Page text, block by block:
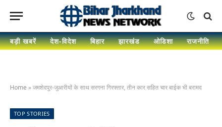
बड़ी खबरें देश-विदेश बिहार झारखंड ओडिशा राजनीति
Home »जमशेदपुर-जुआरीयों के साथ सरगना गिरफ्तार, तीन कार सहित चार बाईक भी बरामद
TOP STORIES